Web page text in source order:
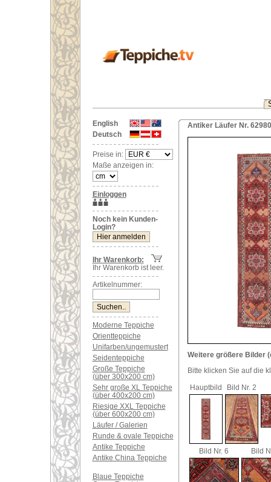
English
Deutsch
Preise in:
Maße anzeigen in:
Einloggen
Noch kein Kunden-
Login?
Ihr Warenkorb:
Ihr Warenkorb ist leer.
Artikelnummer:
Moderne Teppiche
Orientteppiche
Unifarben/ungemustert
Seidenteppiche
Große Teppiche
(über 300x200 cm)
Sehr große XL Teppiche
(über 400x200 cm)
Riesige XXL Teppiche
(über 600x200 cm)
Läufer / Galerien
Runde & ovale Teppiche
Antike Teppiche
Antike China Teppiche
Blaue Teppiche
Antiker Läufer Nr.
Weitere größere Bilder
Bitte klicken Sie auf die
Hauptbild
Bild Nr. 2
Bild Nr. 6 Bild